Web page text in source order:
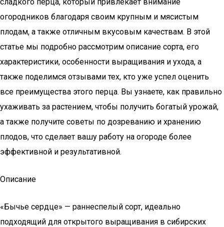
огородников благодаря своим крупным и мясистым
плодам, а также отличным вкусовым качествам. В этой
статье мы подробно рассмотрим описание сорта, его
характеристики, особенности выращивания и ухода, а
также поделимся отзывами тех, кто уже успел оценить
все преимущества этого перца. Вы узнаете, как правильно
ухаживать за растением, чтобы получить богатый урожай,
а также получите советы по дозреванию и хранению
плодов, что сделает вашу работу на огороде более
эффективной и результативной.
Описание
«Бычье сердце» — раннеспелый сорт, идеально
подходящий для открытого выращивания в сибирских